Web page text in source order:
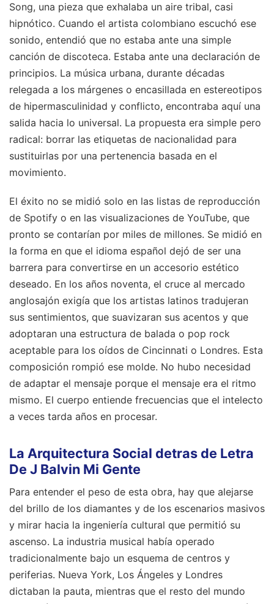
Song, una pieza que exhalaba un aire tribal, casi
hipnótico. Cuando el artista colombiano escuchó ese
sonido, entendió que no estaba ante una simple
canción de discoteca. Estaba ante una declaración de
principios. La música urbana, durante décadas
relegada a los márgenes o encasillada en estereotipos
de hipermasculinidad y conflicto, encontraba aquí una
salida hacia lo universal. La propuesta era simple pero
radical: borrar las etiquetas de nacionalidad para
sustituirlas por una pertenencia basada en el
movimiento.
El éxito no se midió solo en las listas de reproducción
de Spotify o en las visualizaciones de YouTube, que
pronto se contarían por miles de millones. Se midió en
la forma en que el idioma español dejó de ser una
barrera para convertirse en un accesorio estético
deseado. En los años noventa, el cruce al mercado
anglosajón exigía que los artistas latinos tradujeran
sus sentimientos, que suavizaran sus acentos y que
adoptaran una estructura de balada o pop rock
aceptable para los oídos de Cincinnati o Londres. Esta
composición rompió ese molde. No hubo necesidad
de adaptar el mensaje porque el mensaje era el ritmo
mismo. El cuerpo entiende frecuencias que el intelecto
a veces tarda años en procesar.
La Arquitectura Social detras de Letra
De J Balvin Mi Gente
Para entender el peso de esta obra, hay que alejarse
del brillo de los diamantes y de los escenarios masivos
y mirar hacia la ingeniería cultural que permitió su
ascenso. La industria musical había operado
tradicionalmente bajo un esquema de centros y
periferias. Nueva York, Los Ángeles y Londres
dictaban la pauta, mientras que el resto del mundo